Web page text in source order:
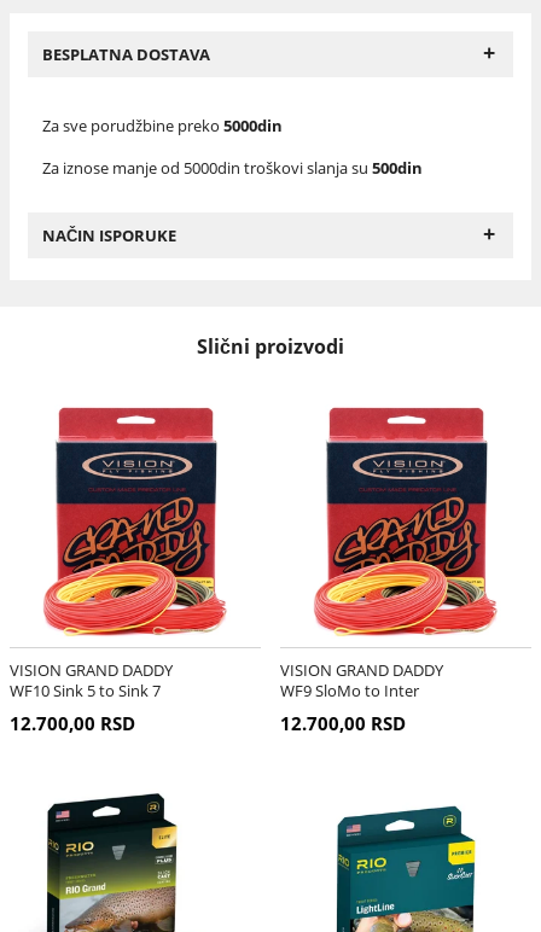
BESPLATNA DOSTAVA +
Za sve porudžbine preko 5000din
Za iznose manje od 5000din troškovi slanja su 500din
NAČIN ISPORUKE +
Slični proizvodi
VISION GRAND DADDY
WF10 Sink 5 to Sink 7
12.700,00 RSD
VISION GRAND DADDY
WF9 SloMo to Inter
12.700,00 RSD